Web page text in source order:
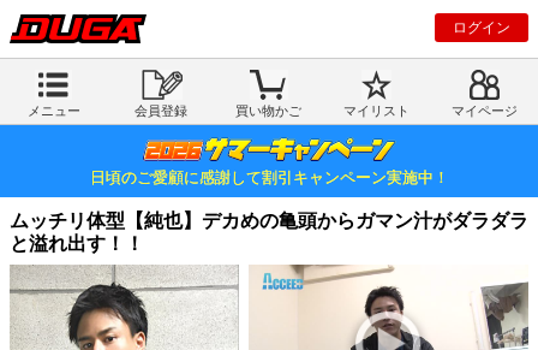
ログイン
メニュー 会員登録 買い物かご マイリスト マイページ
日頃のご愛顧に感謝して割引キャンペーン実施中！
ムッチリ体型【純也】デカめの亀頭からガマン汁がダラダラ
と溢れ出す！！